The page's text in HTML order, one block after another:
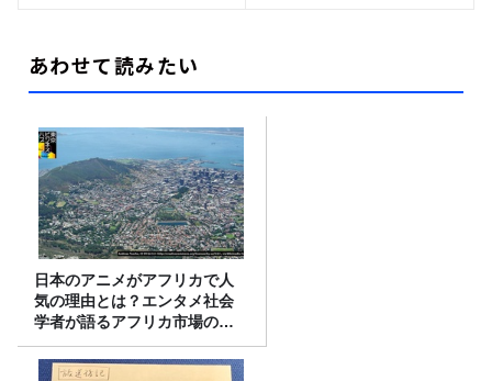
あわせて読みたい
日本のアニメがアフリカで人
気の理由とは？エンタメ社会
学者が語るアフリカ市場のリ
アル